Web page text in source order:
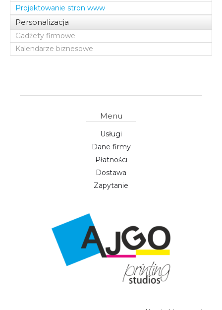
Projektowanie stron www
Personalizacja
Gadżety firmowe
Kalendarze biznesowe
Menu
Usługi
Dane firmy
Płatności
Dostawa
Zapytanie